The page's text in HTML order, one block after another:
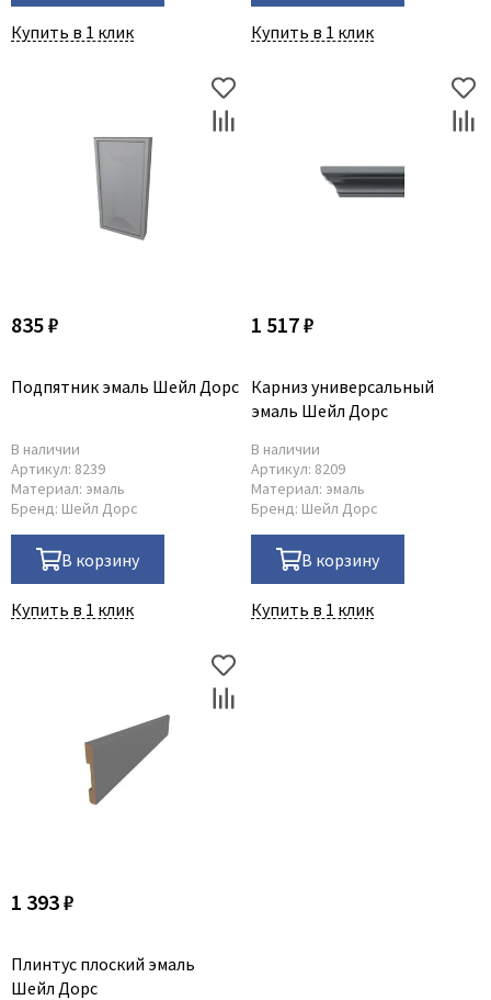
Купить в 1 клик Купить в 1 клик
835 ₽
Подпятник эмаль Шейл Дорс
В наличии
Артикул: 8239
Материал: эмаль
Бренд: Шейл Дорс
В корзину
Купить в 1 клик
1 517 ₽
Карниз универсальный
эмаль Шейл Дорс
В наличии
Артикул: 8209
Материал: эмаль
Бренд: Шейл Дорс
В корзину
Купить в 1 клик
1 393 ₽
Плинтус плоский эмаль
Шейл Дорс